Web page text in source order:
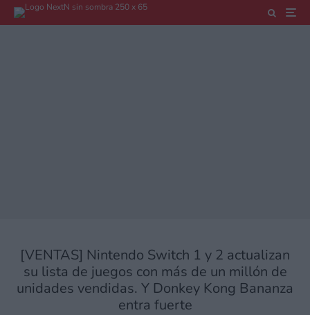
[VENTAS] Nintendo Switch 1 y 2 actualizan
su lista de juegos con más de un millón de
unidades vendidas. Y Donkey Kong Bananza
entra fuerte